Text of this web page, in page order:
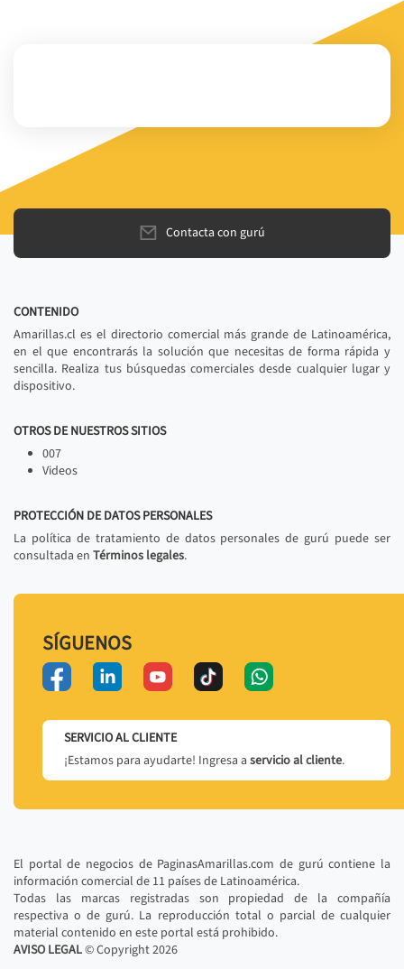
Contacta con gurú
CONTENIDO
Amarillas.cl es el directorio comercial más grande de Latinoamérica,
en el que encontrarás la solución que necesitas de forma rápida y
sencilla. Realiza tus búsquedas comerciales desde cualquier lugar y
dispositivo.
OTROS DE NUESTROS SITIOS
007
Videos
PROTECCIÓN DE DATOS PERSONALES
La política de tratamiento de datos personales de gurú puede ser
consultada en Términos legales.
SÍGUENOS
SERVICIO AL CLIENTE
¡Estamos para ayudarte! Ingresa a servicio al cliente.
El portal de negocios de PaginasAmarillas.com de gurú contiene la
información comercial de 11 países de Latinoamérica.
Todas las marcas registradas son propiedad de la compañía
respectiva o de gurú. La reproducción total o parcial de cualquier
material contenido en este portal está prohibido.
AVISO LEGAL© Copyright2026